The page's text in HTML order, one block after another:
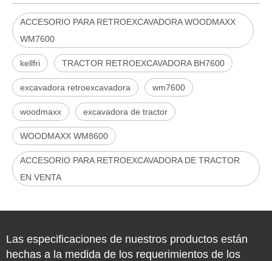
ACCESORIO PARA RETROEXCAVADORA WOODMAXX
WM7600
kellfri TRACTOR RETROEXCAVADORA BH7600
excavadora retroexcavadora wm7600
woodmaxx excavadora de tractor
WOODMAXX WM8600
ACCESORIO PARA RETROEXCAVADORA DE TRACTOR
EN VENTA
Las especificaciones de nuestros productos están
hechas a la medida de los requerimientos de los